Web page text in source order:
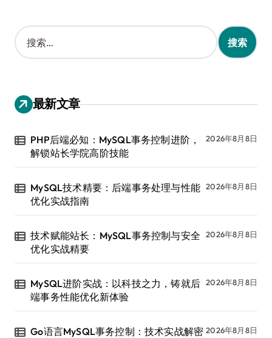
搜
索
：
最新文章
PHP后端必知：MySQL事务控制进阶，
解锁站长学院高阶技能
2026年8月8日
MySQL技术精要：后端事务处理与性能
优化实战指南
2026年8月8日
技术赋能站长：MySQL事务控制与安全
优化实战精要
2026年8月8日
MySQL进阶实战：以科技之力，铸就后
端事务性能优化新体验
2026年8月8日
Go语言MySQL事务控制：技术实战解密 2026年8月8日